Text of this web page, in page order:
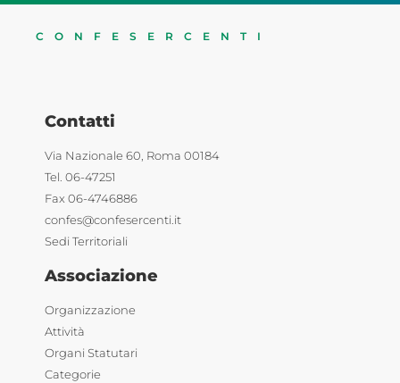
CONFESERCENTI
Contatti
Via Nazionale 60, Roma 00184
Tel. 06-47251
Fax 06-4746886
confes@confesercenti.it
Sedi Territoriali
Associazione
Organizzazione
Attività
Organi Statutari
Categorie